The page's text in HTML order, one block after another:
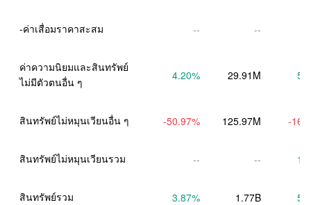
-ค่าเสื่อมราคาสะสม -- --
ค่าความนิยมและสินทรัพย์
ไม่มีตัวตนอื่น ๆ
4.20% 29.91M
สินทรัพย์ไม่หมุนเวียนอื่น ๆ -50.97% 125.97M -
สินทรัพย์ไม่หมุนเวียนรวม -- --
สินทรัพย์รวม 3.87% 1.77B